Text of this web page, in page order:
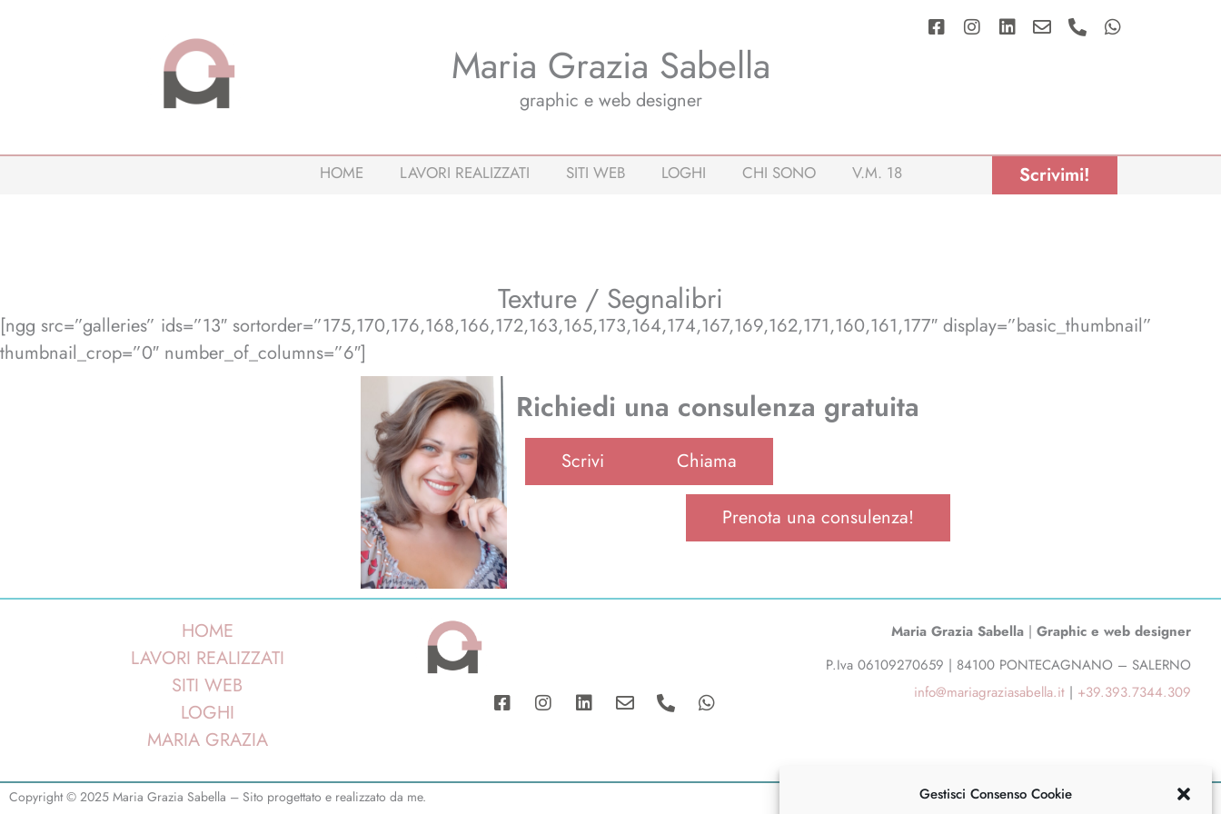
Gestisci Consenso Cookie
Maria Grazia Sabella
graphic e web designer
Facebook-
square
Instagram
LinkedinEnvelope
Phone-
alt
Whatsapp
HOME LAVORI REALIZZATI SITI WEB LOGHI CHI SONO V.M. 18 Scrivimi!
Texture / Segnalibri
[ngg src=”galleries” ids=”13″ sortorder=”175,170,176,168,166,172,163,165,173,164,174,167,169,162,171,160,161,177″ display=”basic_thumbnail”
thumbnail_crop=”0″ number_of_columns=”6″]
Richiedi una consulenza gratuita
Scrivi Chiama
Prenota una consulenza!
HOME
LAVORI REALIZZATI
SITI WEB
LOGHI
MARIA GRAZIA
Facebook-
square
Instagram
LinkedinEnvelopePhone-
alt
Whatsapp
Maria Grazia Sabella| Graphic e web designer
P.Iva 06109270659 | 84100 PONTECAGNANO – SALERNO
info@mariagraziasabella.it| +39.393.7344.309
Copyright © 2025 Maria Grazia Sabella – Sito progettato e realizzato da me. Politica sulla privacy–Cookie Policy–Crediti